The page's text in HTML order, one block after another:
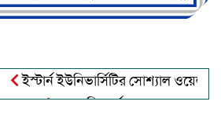
ইস্টার্ন ইউনিভার্সিটির সোশ্যাল
আত্মশুদ্ধি অর্জন ও অশুভকে বর্জন করে